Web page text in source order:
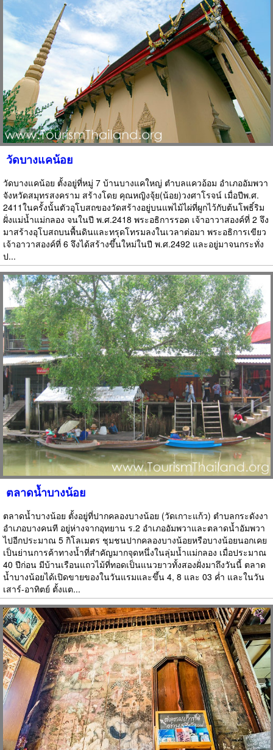
วัดบางแคน้อย
วัดบางแคน้อย ตั้งอยู่ที่หมู่ 7 บ้านบางแคใหญ่ ตำบลแควอ้อม อำเภออัมพวา
จังหวัดสมุทรสงคราม สร้างโดย คุณหญิงจุ้ย(น้อย)วงศาโรจน์ เมื่อปีพ.ศ.
2411ในครั้งนั้นตัวอุโบสถของวัดสร้างอยู่บนแพไม้ไผ่ที่ผูกไว้กับต้นโพธิ์ริม
ฝั่งแม่น้ำแม่กลอง จนในปี พ.ศ.2418 พระอธิการรอด เจ้าอาวาสองค์ที่ 2 จึง
มาสร้างอุโบสถบนพื้นดินและทรุดโทรมลงในเวลาต่อมา พระอธิการเขียว
เจ้าอาวาสองค์ที่ 6 จึงได้สร้างขึ้นใหม่ในปี พ.ศ.2492 และอยู่มาจนกระทั่ง
ป...
ตลาดน้ำบางน้อย
ตลาดน้ำบางน้อย ตั้งอยู่ที่ปากคลองบางน้อย (วัดเกาะแก้ว) ตำบลกระดังงา
อำเภอบางคนที อยู่ห่างจากอุทยาน ร.2 อำเภออัมพวาและตลาดน้ำอัมพวา
ไปอีกประมาณ 5 กิโลเมตร ชุมชนปากคลองบางน้อยหรือบางน้อยนอกเคย
เป็นย่านการค้าทางน้ำที่สำคัญมากจุดหนึ่งในลุ่มน้ำแม่กลอง เมื่อประมาณ
40 ปีก่อน มีบ้านเรือนแถวไม้ที่ทอดเป็นแนวยาวทั้งสองฝั่งมาถึงวันนี้ ตลาด
น้ำบางน้อยได้เปิดขายของในวันแรมและขึ้น 4, 8 และ 03 ค่ำ และในวัน
เสาร์-อาทิตย์ ตั้งแต...